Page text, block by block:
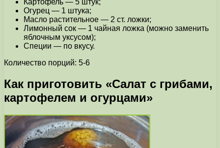
Картофель — 5 штук;
Огурец — 1 штука;
Масло растительное — 2 ст. ложки;
Лимонный сок — 1 чайная ложка (можно заменить
яблочным уксусом);
Специи — по вкусу.
Количество порций: 5-6
Как приготовить «Салат с грибами,
картофелем и огурцами»